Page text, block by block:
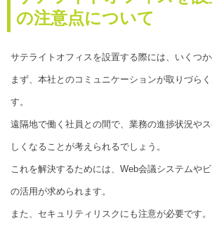
の注意点について
サテライトオフィスを設置する際には、いくつか
まず、本社とのコミュニケーションが取りづら
す。
遠隔地で働く社員との間で、業務の進捗状況や
しくなることが考えられるでしょう。
これを解決するためには、Web会議システムや
の活用が求められます。
また、セキュリティリスクにも注意が必要です。